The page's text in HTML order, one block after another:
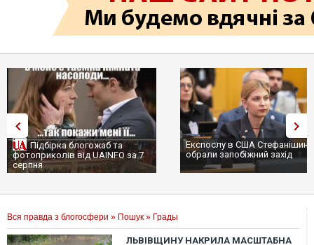
Підбірка блогожаб та
фотоприколів від UAINFO за 7
серпня
Експослу в США
обрали запобіжний захід
Вся правда з блогосфери » Пошук » Грады
ЛЬВІВЩИНУ НАКРИЛА МАСШТАБНА